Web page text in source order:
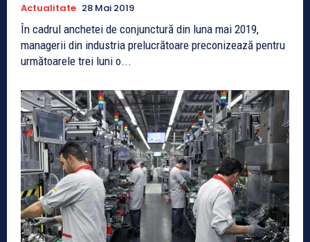
Actualitate 28 Mai 2019
În cadrul anchetei de conjunctură din luna mai 2019,
managerii din industria prelucrătoare preconizează pentru
următoarele trei luni o...